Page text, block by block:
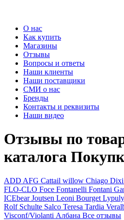
О нас
Как купить
Магазины
Отзывы
Вопросы и ответы
Наши клиенты
Наши поставщики
СМИ о нас
Бренды
Контакты и реквизиты
Наши видео
Отзывы по
каталога
ADD AFG Cattail willow Chiago Dixi
FLO-CLO Foce Fontanelli Fontani
ICEbearJoutsen Leoni Bourget Lypuly
Rolf Schulte Salco Teresa Tardia
Visconf/Violanti Албана Все отзывы